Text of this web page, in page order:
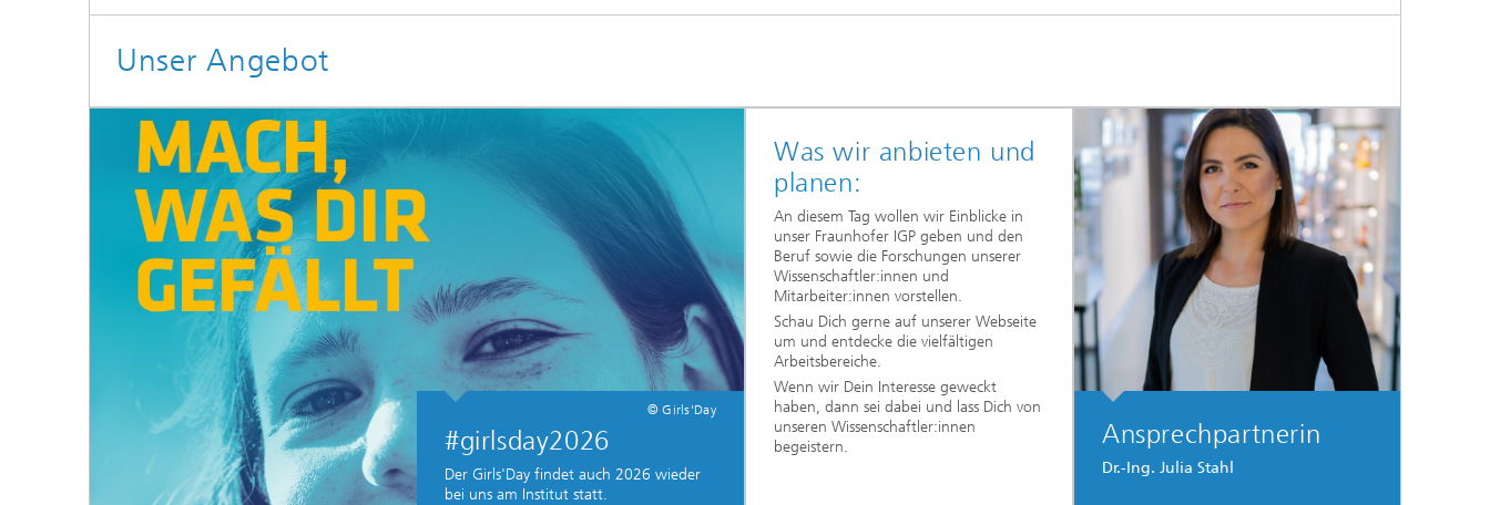
Unser Angebot
© Girls'Day
#girlsday2026
Der Girls'Day findet auch 2026 wieder
bei uns am Institut statt.
Was wir anbieten und
planen:
An diesem Tag wollen wir Einblicke in
unser Fraunhofer IGP geben und den
Beruf sowie die Forschungen unserer
Wissenschaftler:innen und
Mitarbeiter:innen vorstellen.
Schau Dich gerne auf unserer Webseite
um und entdecke die vielfältigen
Arbeitsbereiche.
Wenn wir Dein Interesse geweckt
haben, dann sei dabei und lass Dich von
unseren Wissenschaftler:innen
begeistern.
Ansprechpartnerin
Dr.-Ing. Julia Stahl